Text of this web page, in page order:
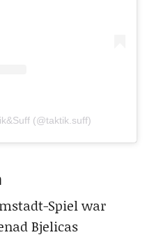
(@taktik.suff)
Spiel war
Bjelicas